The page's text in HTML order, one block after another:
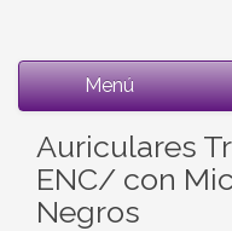
Menú
Auriculares
ENC/ con
Negros